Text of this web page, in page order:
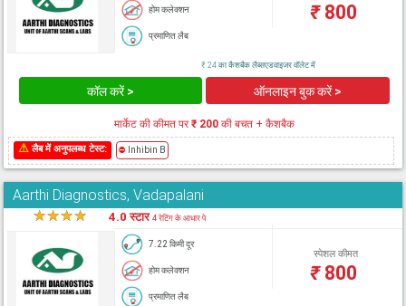
होम कलेक्शन
प्रमाणित लैब
₹800
₹ 24 का कैशबैक लैब्सएडवाइजर वॉलेट में
कॉल करें > ऑनलाइन बुक करें >
मार्केट की कीमत पर₹ 200की बचत + कैशबैक
⚠लैब में अनुपलब्ध टेस्ट: ⛔ Inhibin B
Aarthi Diagnostics, Vadapalani
★★★★ 4.0 स्टार4 रेटिंग के आधार पे
7.22 किमी दूर
होम कलेक्शन
प्रमाणित लैब
स्पेशल कीमत
₹800